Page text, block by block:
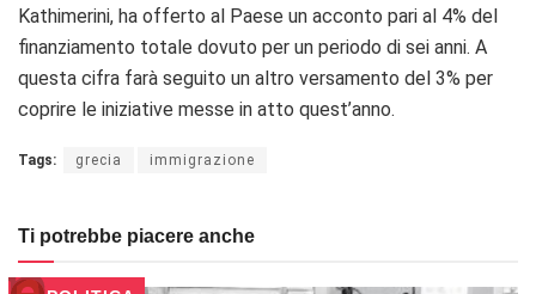
Kathimerini, ha offerto al Paese un acconto pari al 4% del
finanziamento totale dovuto per un periodo di sei anni. A
questa cifra farà seguito un altro versamento del 3% per
coprire le iniziative messe in atto quest’anno.
Tags: grecia immigrazione
Ti potrebbe piacere anche